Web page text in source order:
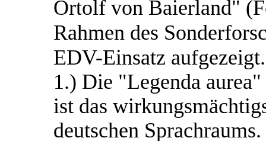
Ortolf von Baierland"
Rahmen des
EDV-Einsatz aufgezeigt.
1.) Die "Legenda
ist das
deutschen